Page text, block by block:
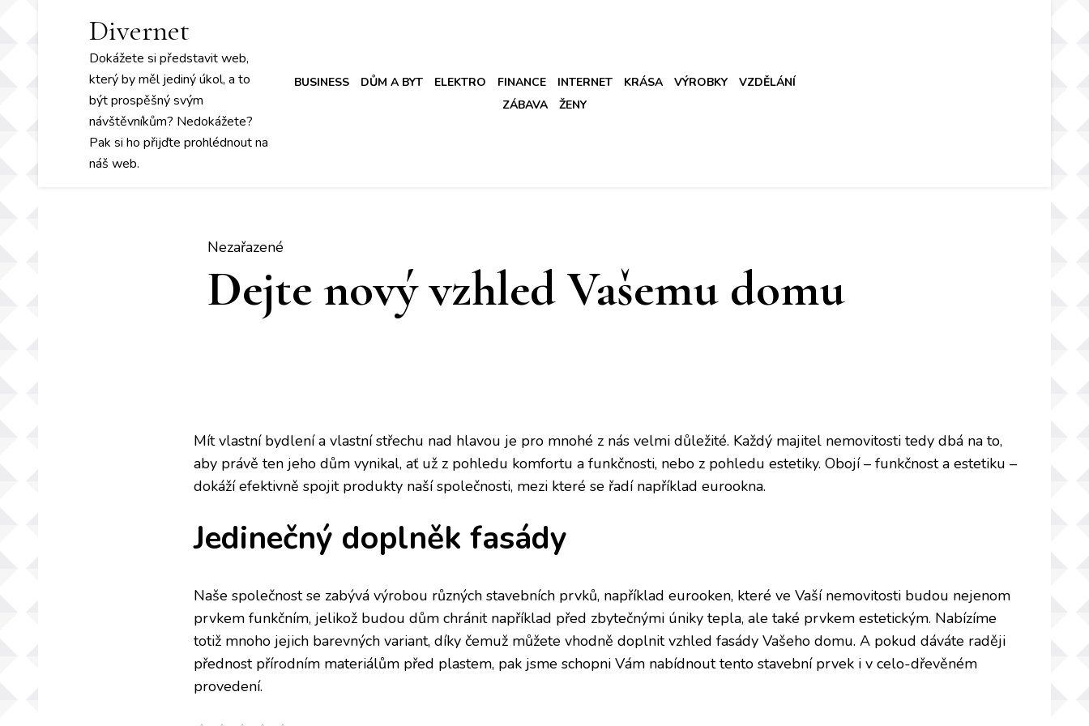
Divernet
Dokážete si představit web,
který by měl jediný úkol, a to
být prospěšný svým
návštěvníkům? Nedokážete?
Pak si ho přijďte prohlédnout na
náš web.
BUSINESS DŮM A BYT ELEKTRO FINANCE INTERNET KRÁSA VÝROBKY
VZDĚLÁNÍ
ZÁBAVA
ŽENY
Nezařazené
Dejte nový vzhled Vašemu domu
Mít vlastní bydlení a vlastní střechu nad hlavou je pro mnohé z nás velmi důležité. Každý majitel nemovitosti tedy dbá na to,
aby právě ten jeho dům vynikal, ať už z pohledu komfortu a funkčnosti, nebo z pohledu estetiky. Obojí – funkčnost a estetiku –
dokáží efektivně spojit produkty naší společnosti, mezi které se řadí například eurookna.
Jedinečný doplněk fasády
Naše společnost se zabývá výrobou různých stavebních prvků, například eurooken, které ve Vaší nemovitosti budou nejenom
prvkem funkčním, jelikož budou dům chránit například před zbytečnými úniky tepla, ale také prvkem estetickým. Nabízíme
totiž mnoho jejich barevných variant, díky čemuž můžete vhodně doplnit vzhled fasády Vašeho domu. A pokud dáváte raději
přednost přírodním materiálům před plastem, pak jsme schopni Vám nabídnout tento stavební prvek i v celo-dřevěném
provedení.